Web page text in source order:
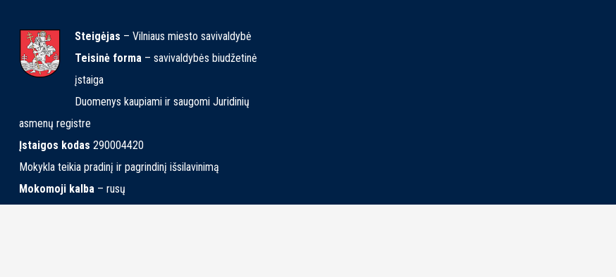
Steigėjas – Vilniaus miesto savivaldybė
Teisinė forma – savivaldybės biudžetinė
įstaiga
Duomenys kaupiami ir saugomi Juridinių
asmenų registre
Įstaigos kodas 290004420
Mokykla teikia pradinį ir pagrindinį išsilavinimą
Mokomoji kalba – rusų